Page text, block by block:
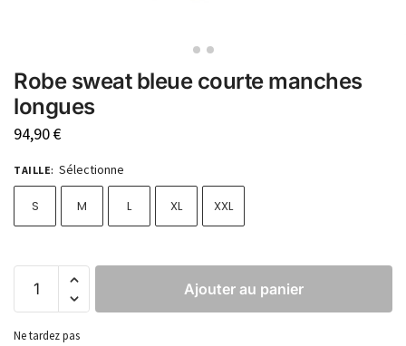
Robe sweat bleue courte manches
longues
94,90€
TAILLE: Sélectionne
S M L XL XXL
Ajouter au panier
Ne tardez pas